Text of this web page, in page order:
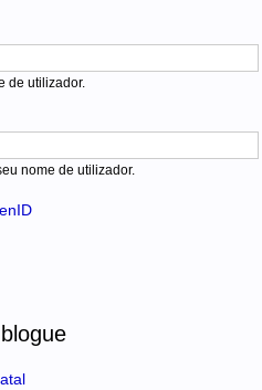
de utilizador.
nome de utilizador.